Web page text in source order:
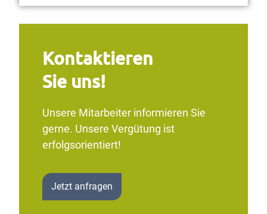
Kontaktieren
Sie uns!
Unsere Mitarbeiter informieren Sie
gerne. Unsere Vergütung ist
erfolgsorientiert!
Jetzt anfragen